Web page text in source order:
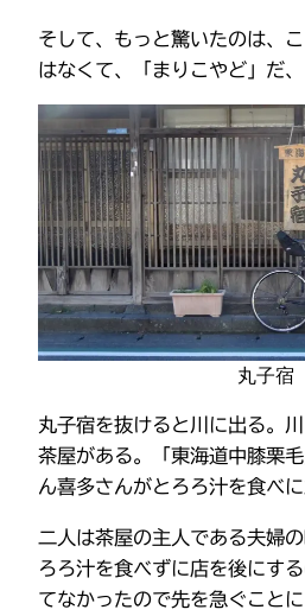
そして、もっと驚いたのは、
はなくて、「まりこやど」だ
丸子宿
丸子宿を抜けると川に出る。
茶屋がある。「東海道中膝栗
ん喜多さんがとろろ汁を食べ
二人は茶屋の主人である夫婦
ろろ汁を食べずに店を後にす
てなかったので先を急ぐことに